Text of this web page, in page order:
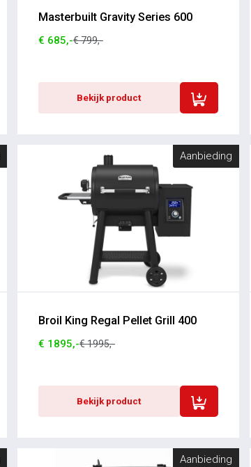
Masterbuilt Gravity Series 600
€ 685,-€ 799,-
Bekijk product
Aanbieding
Broil King Regal Pellet Grill 400
€ 1895,-€ 1995,-
Bekijk product
Aanbieding